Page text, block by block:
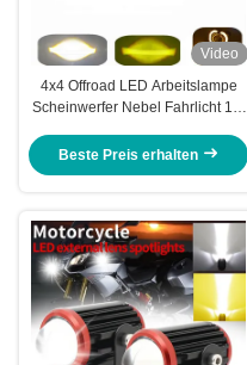
Video
4x4 Offroad LED Arbeitslampe
Scheinwerfer Nebel Fahrlicht 12-
Beste Preis erhalten